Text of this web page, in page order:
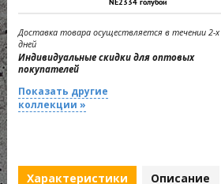
NE2334 голубой
Доставка товара осуществляется в течении 2-х
дней
Индивидуальные скидки для оптовых
покупателей
Показать другие
коллекции »
Характеристики Описание